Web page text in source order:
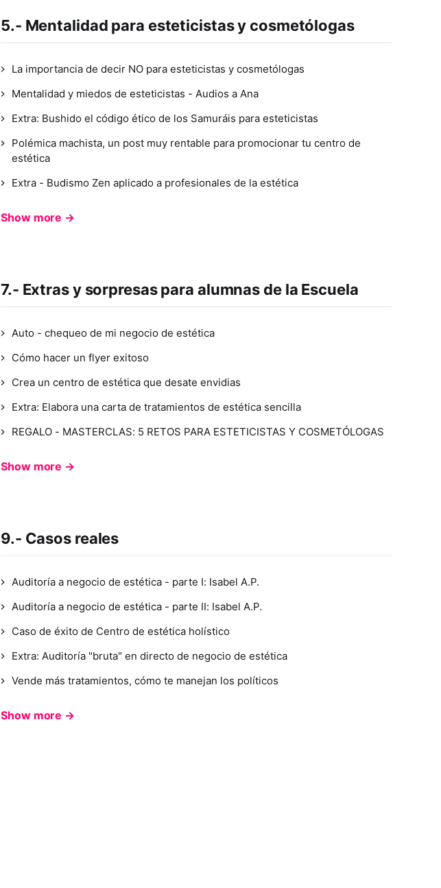
5.- Mentalidad para esteticistas y cosmetólogas
La importancia de decir NO para esteticistas y cosmetólogas
Mentalidad y miedos de esteticistas - Audios a Ana
Extra: Bushido el código ético de los Samuráis para esteticistas
Polémica machista, un post muy rentable para promocionar tu centro de
estética
Extra - Budismo Zen aplicado a profesionales de la estética
Show more →
7.- Extras y sorpresas para alumnas de la Escuela
Auto - chequeo de mi negocio de estética
Cómo hacer un flyer exitoso
Crea un centro de estética que desate envidias
Extra: Elabora una carta de tratamientos de estética sencilla
REGALO - MASTERCLAS: 5 RETOS PARA ESTETICISTAS Y COSMETÓLOGAS
Show more →
9.- Casos reales
Auditoría a negocio de estética - parte I: Isabel A.P.
Auditoría a negocio de estética - parte II: Isabel A.P.
Caso de éxito de Centro de estética holístico
Extra: Auditoría "bruta" en directo de negocio de estética
Vende más tratamientos, cómo te manejan los políticos
Show more →